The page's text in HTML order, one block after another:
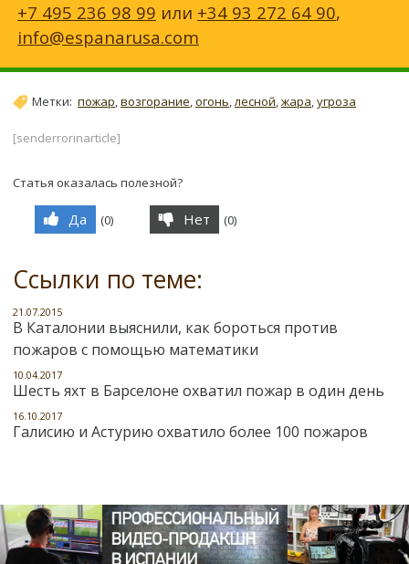
+7 495 236 98 99 или +34 93 272 64 90,
info@espanarusa.com
Метки: пожар,возгорание,огонь,лесной,жара,угроза
[senderrorinarticle]
Статья оказалась полезной?
Да (0) Нет (0)
Ссылки по теме:
21.07.2015
В Каталонии выяснили, как бороться против
пожаров с помощью математики
10.04.2017
Шесть яхт в Барселоне охватил пожар в один день
16.10.2017
Галисию и Астурию охватило более 100 пожаров